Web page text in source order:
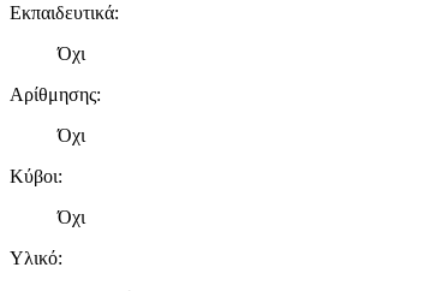
Εκπαιδευτικά:
Όχι
Αρίθμησης:
Όχι
Κύβοι:
Όχι
Υλικό: